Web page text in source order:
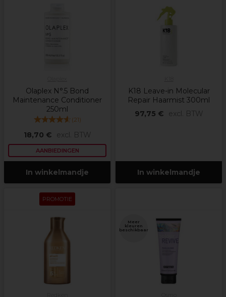
Olaplex N°.5 Bond
Maintenance Conditioner
250ml
(21)
18,70 € excl. BTW
AANBIEDINGEN
In winkelmandje
K18 Leave-in Molecular
Repair Haarmist 300ml
97,75 €
excl. BTW
In winkelmandje
PROMOTIE
Meer
kleuren
beschikbaar